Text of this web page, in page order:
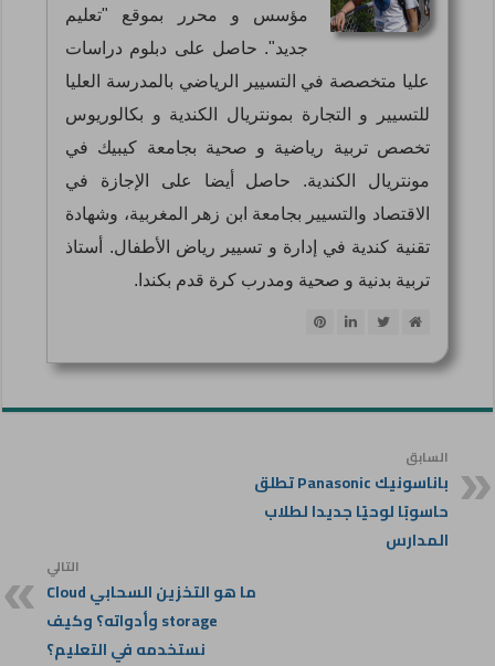
مؤسس و محرر بموقع "تعليم
جديد". حاصل على دبلوم دراسات
عليا متخصصة في التسيير الرياضي بالمدرسة العليا
للتسيير و التجارة بمونتريال الكندية و بكالوريوس
تخصص تربية رياضية و صحية بجامعة كيبيك في
مونتريال الكندية. حاصل أيضا على الإجازة في
الاقتصاد والتسيير بجامعة ابن زهر المغربية، وشهادة
تقنية كندية في إدارة و تسيير رياض الأطفال. أستاذ
تربية بدنية و صحية ومدرب كرة قدم بكندا.
السابق
باناسونيك Panasonic تطلق
حاسوبًا لوحيًا جديدا لطلاب
المدارس
التالي
ما هو التخزين السحابي Cloud
storage وأدواته؟ وكيف
نستخدمه في التعليم؟